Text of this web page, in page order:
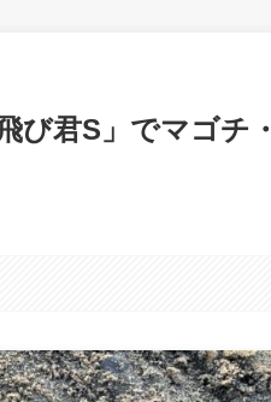
び君S」でマゴチ・